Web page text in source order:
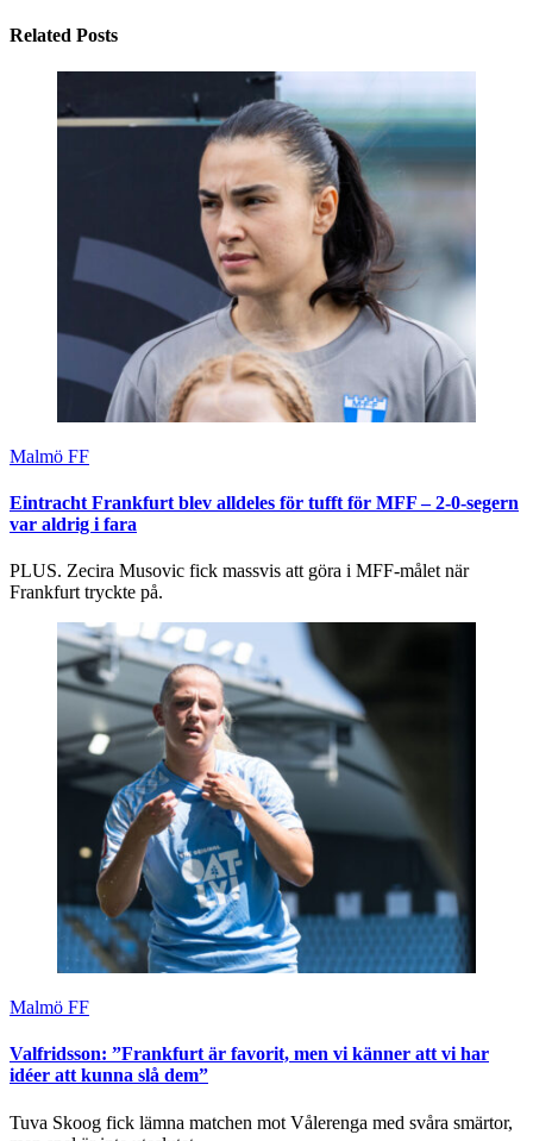
Related Posts
Malmö FF
Eintracht Frankfurt blev alldeles för tufft för MFF – 2-0-segern
var aldrig i fara
PLUS. Zecira Musovic fick massvis att göra i MFF-målet när
Frankfurt tryckte på.
Malmö FF
Valfridsson: ”Frankfurt är favorit, men vi känner att vi har
idéer att kunna slå dem”
Tuva Skoog fick lämna matchen mot Vålerenga med svåra smärtor,